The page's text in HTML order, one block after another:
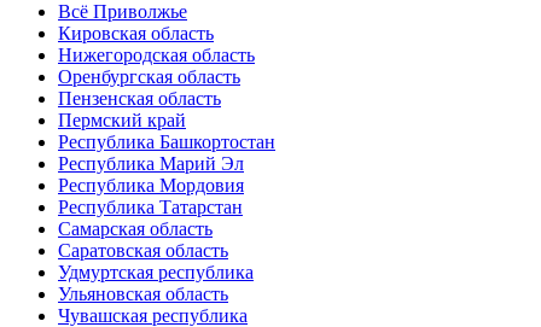
Всё Приволжье
Кировская область
Нижегородская область
Оренбургская область
Пензенская область
Пермский край
Республика Башкортостан
Республика Марий Эл
Республика Мордовия
Республика Татарстан
Самарская область
Саратовская область
Удмуртская республика
Ульяновская область
Чувашская республика